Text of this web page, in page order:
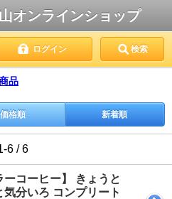
オンラインショップ
ログイン 検索
品
価格順 新着順
6 / 6
ーコーヒー】 きょうと
気分いろ コンプリート